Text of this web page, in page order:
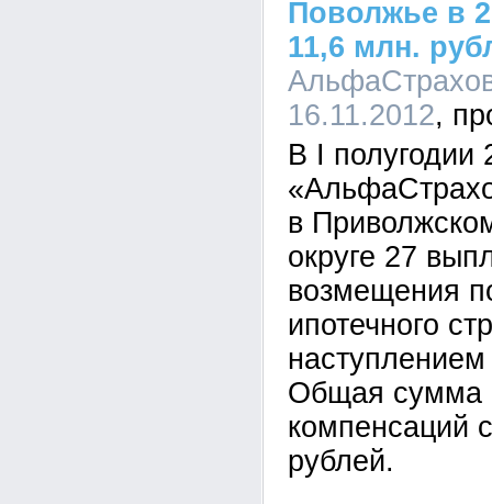
Поволжье в
11,6 млн.
16.11.2012
В I полугодии
в
округе 27
возмещения
ипотечного
Общая сумма
компенсаций
рублей.